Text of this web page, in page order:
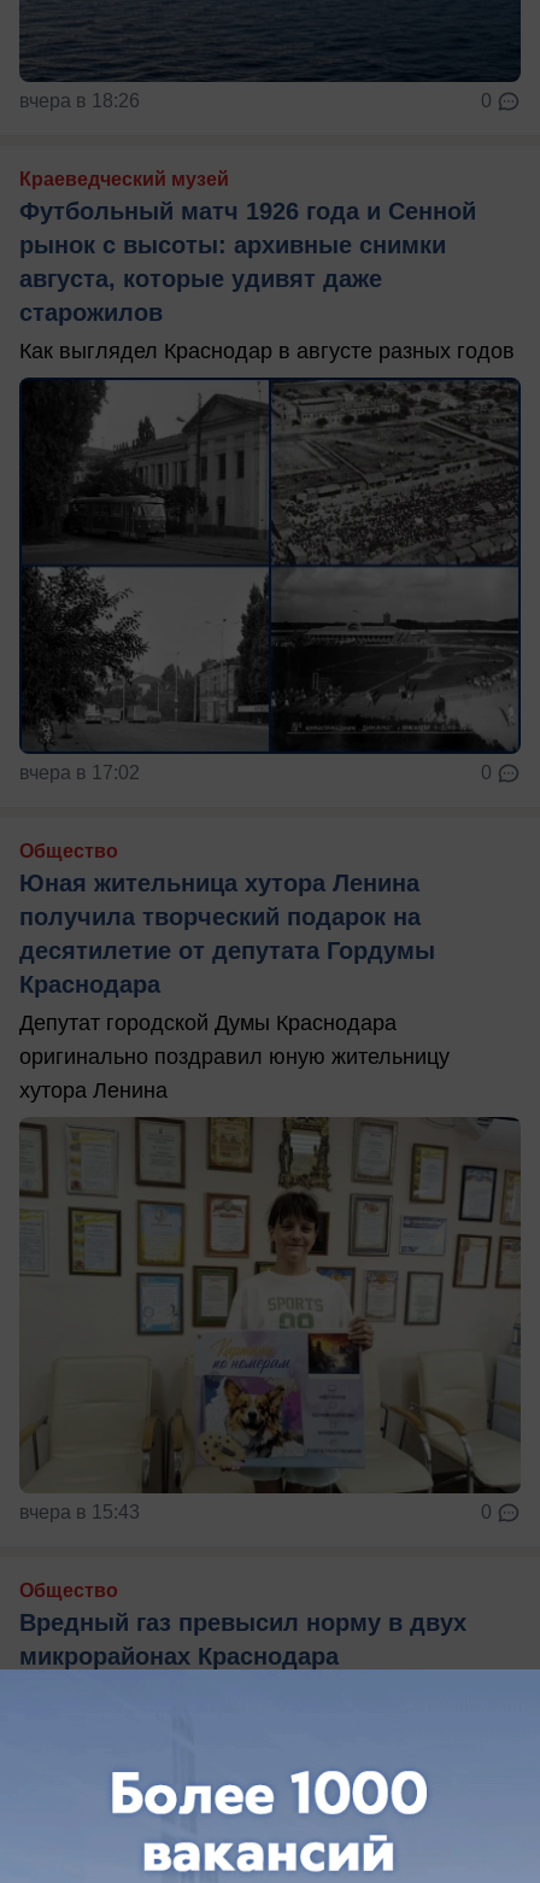
вчера в 18:26 0
Краеведческий музей
Футбольный матч 1926 года и Сенной
рынок с высоты: архивные снимки
августа, которые удивят даже
старожилов
Как выглядел Краснодар в августе разных годов
вчера в 17:02 0
Общество
Юная жительница хутора Ленина
получила творческий подарок на
десятилетие от депутата Гордумы
Краснодара
Депутат городской Думы Краснодара
оригинально поздравил юную жительницу
хутора Ленина
вчера в 15:43 0
Общество
Вредный газ превысил норму в двух
микрорайонах Краснодара